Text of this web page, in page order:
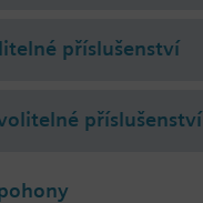
příslušenství
příslušenství